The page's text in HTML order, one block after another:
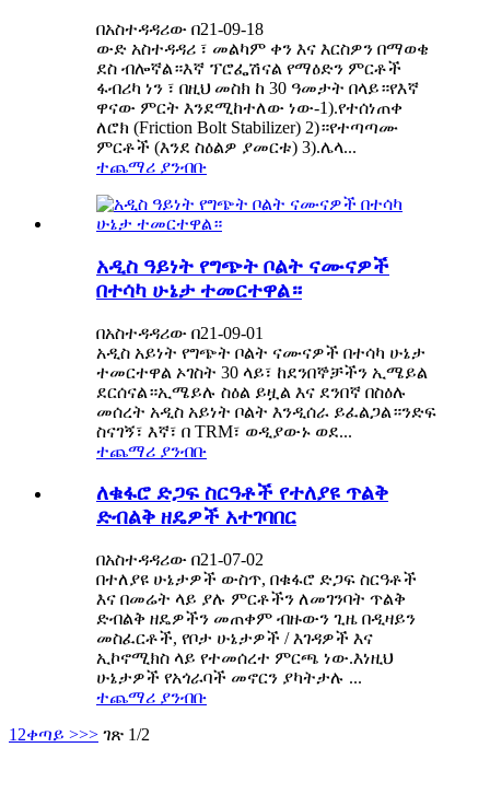
በአስተዳዳሪው በ21-09-18
ውድ አስተዳዳሪ ፣ መልካም ቀን እና እርስዎን በማወቄ
ደስ ብሎኛል።እኛ ፕሮፌሽናል የማዕድን ምርቶች
ፋብሪካ ነን ፣ በዚህ መስክ ከ 30 ዓመታት በላይ።የእኛ
ዋናው ምርት እንደሚከተለው ነው-1).የተሰነጠቀ
ለሮክ (Friction Bolt Stabilizer) 2)።የተጣጣሙ
ምርቶች (እንደ ስዕልዎ ያመርቱ) 3).ሌላ...
ተጨማሪ ያንብቡ
አዲስ ዓይነት የግጭት ቦልት ናሙናዎች
በተሳካ ሁኔታ ተመርተዋል።
በአስተዳዳሪው በ21-09-01
አዲስ አይነት የግጭት ቦልት ናሙናዎች በተሳካ ሁኔታ
ተመርተዋል ኦገስት 30 ላይ፣ ከደንበኞቻችን ኢሜይል
ደርሰናል።ኢሜይሉ ስዕል ይዟል እና ደንበኛ በስዕሉ
መሰረት አዲስ አይነት ቦልት እንዲሰራ ይፈልጋል።ንድፍ
ስናገኝ፣ እኛ፣ በ TRM፣ ወዲያውኑ ወደ...
ተጨማሪ ያንብቡ
ለቁፋሮ ድጋፍ ስርዓቶች የተለያዩ ጥልቅ
ድብልቅ ዘዴዎች አተገባበር
በአስተዳዳሪው በ21-07-02
በተለያዩ ሁኔታዎች ውስጥ, በቁፋሮ ድጋፍ ስርዓቶች
እና በመሬት ላይ ያሉ ምርቶችን ለመገንባት ጥልቅ
ድብልቅ ዘዴዎችን መጠቀም ብዙውን ጊዜ በዲዛይን
መስፈርቶች, የቦታ ሁኔታዎች / እገዳዎች እና
ኢኮኖሚክስ ላይ የተመሰረተ ምርጫ ነው.እነዚህ
ሁኔታዎች የአጎራባች መኖርን ያካትታሉ ...
ተጨማሪ ያንብቡ
1 2ቀጣይ >>> ገጽ 1/2